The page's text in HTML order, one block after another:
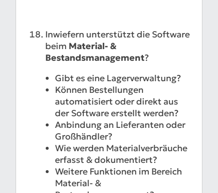
Inwiefern unterstützt die Software
beim Material- &
Bestandsmanagement?
Gibt es eine Lagerverwaltung?
Können Bestellungen
automatisiert oder direkt aus
der Software erstellt werden?
Anbindung an Lieferanten oder
Großhändler?
Wie werden Materialverbräuche
erfasst & dokumentiert?
Weitere Funktionen im Bereich
Material- &